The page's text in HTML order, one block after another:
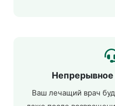
Ваш лечащий врач